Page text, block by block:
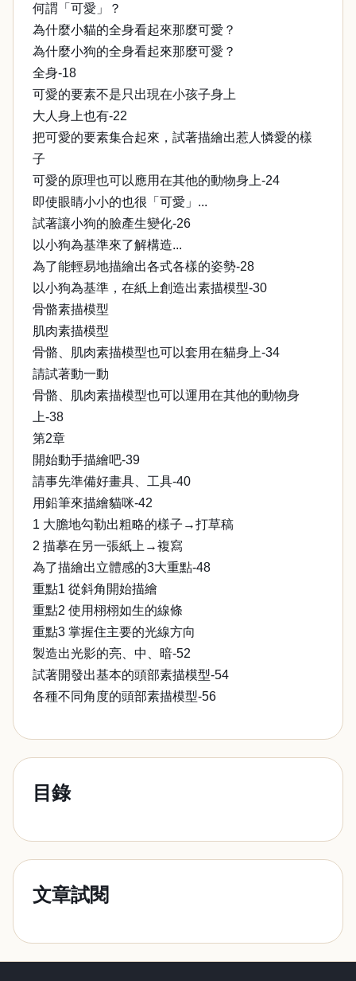
何謂「可愛」？
為什麼小貓的全身看起來那麼可愛？
為什麼小狗的全身看起來那麼可愛？
全身-18
可愛的要素不是只出現在小孩子身上
大人身上也有-22
把可愛的要素集合起來，試著描繪出惹人憐愛的樣
子
可愛的原理也可以應用在其他的動物身上-24
即使眼睛小小的也很「可愛」...
試著讓小狗的臉產生變化-26
以小狗為基準來了解構造...
為了能輕易地描繪出各式各樣的姿勢-28
以小狗為基準，在紙上創造出素描模型-30
骨骼素描模型
肌肉素描模型
骨骼、肌肉素描模型也可以套用在貓身上-34
請試著動一動
骨骼、肌肉素描模型也可以運用在其他的動物身
上-38
第2章
開始動手描繪吧-39
請事先準備好畫具、工具-40
用鉛筆來描繪貓咪-42
1 大膽地勾勒出粗略的樣子→打草稿
2 描摹在另一張紙上→複寫
為了描繪出立體感的3大重點-48
重點1 從斜角開始描繪
重點2 使用栩栩如生的線條
重點3 掌握住主要的光線方向
製造出光影的亮、中、暗-52
試著開發出基本的頭部素描模型-54
各種不同角度的頭部素描模型-56
目錄
文章試閱